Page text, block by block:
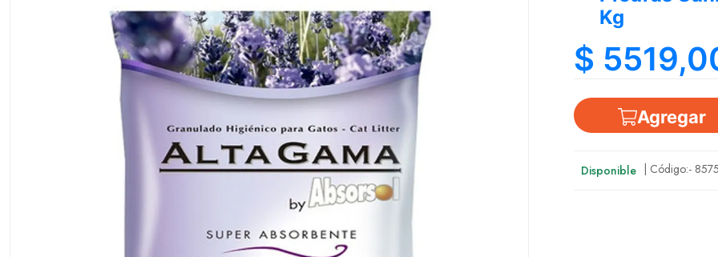
Kg
$
Agregar
Disponible | Código:-